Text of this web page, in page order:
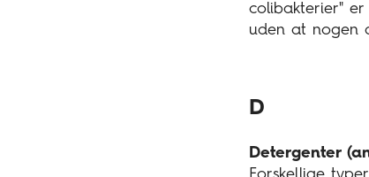
colibakterier"
uden at nogen
D
Detergenter